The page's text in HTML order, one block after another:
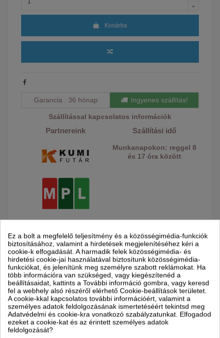
Kosárba
Garancia 36 hónap Ingyenes szállítás!
Szállítással kapcsolatos információk
Partnereink Szállítási idő
Munkanapokon: reggel 8
és 17 óra között
Leírás
Termék részletei
Csatolmányok
Részletek Fisher
Ez a bolt a megfelelő teljesítmény és a közösségimédia-funkciók
biztosításához, valamint a hirdetések megjelenítéséhez kéri a
cookie-k elfogadását. A harmadik felek közösségimédia- és
hirdetési cookie-jai használatával biztosítunk közösségimédia-
funkciókat, és jelenítünk meg személyre szabott reklámokat. Ha
több információra van szükséged, vagy kiegészítenéd a
beállításaidat, kattints a További információ gombra, vagy keresd
fel a webhely alsó részéről elérhető Cookie-beállítások területet.
A cookie-kkal kapcsolatos további információért, valamint a
személyes adatok feldolgozásának ismertetéséért tekintsd meg
Adatvédelmi és cookie-kra vonatkozó szabályzatunkat. Elfogadod
ezeket a cookie-kat és az érintett személyes adatok
feldolgozását?